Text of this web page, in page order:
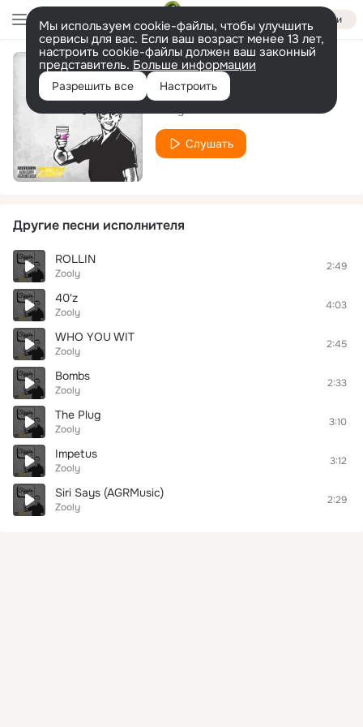
Войти
Мы используем cookie-файлы, чтобы улучшить
сервисы для вас. Если ваш возраст менее 13 лет,
настроить cookie-файлы должен ваш законный
представитель. Больше информации
Разрешить все Настроить
You Should Know
Слушать
Другие песни исполнителя
ROLLIN
Zooly
2:49
40'z
Zooly
4:03
WHO YOU WIT
Zooly
2:45
Bombs
Zooly
2:33
The Plug
Zooly
3:10
Impetus
Zooly
3:12
Siri Says (AGRMusic)
Zooly
2:29